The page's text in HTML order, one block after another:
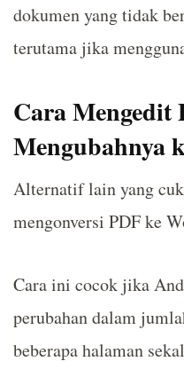
dokumen yang tidak
terutama jika
Cara Mengedit
Mengubahnya
Alternatif lain yang
mengonversi PDF ke
Cara ini cocok jika
perubahan dalam
beberapa halaman